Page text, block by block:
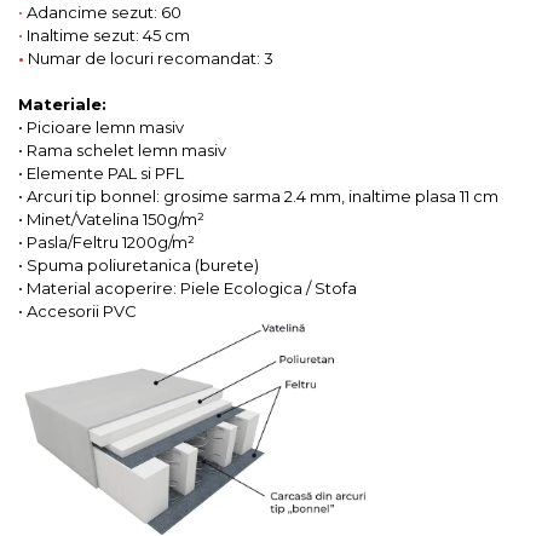
• Adancime sezut: 60
• Inaltime sezut: 45 cm
• Numar de locuri recomandat: 3
Materiale:
• Picioare lemn masiv
• Rama schelet lemn masiv
• Elemente PAL si PFL
• Arcuri tip bonnel: grosime sarma 2.4 mm, inaltime plasa 11 cm
• Minet/Vatelina 150g/m²
• Pasla/Feltru 1200g/m²
• Spuma poliuretanica (burete)
• Material acoperire: Piele Ecologica / Stofa
• Accesorii PVC